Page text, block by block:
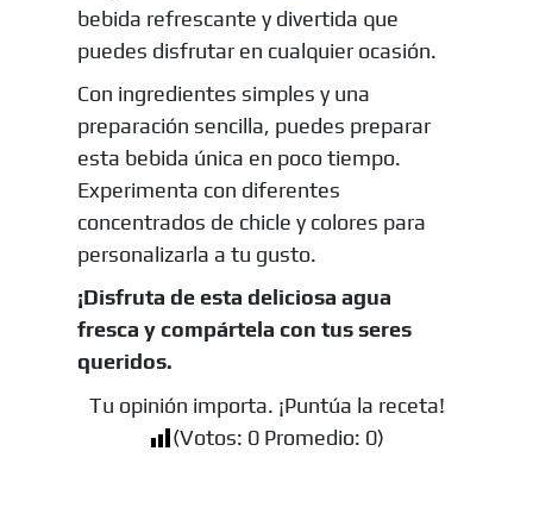
bebida refrescante y divertida que
puedes disfrutar en cualquier ocasión.
Con ingredientes simples y una
preparación sencilla, puedes preparar
esta bebida única en poco tiempo.
Experimenta con diferentes
concentrados de chicle y colores para
personalizarla a tu gusto.
¡Disfruta de esta deliciosa agua
fresca y compártela con tus seres
queridos.
Tu opinión importa. ¡Puntúa la receta!
(Votos: 0 Promedio: 0)